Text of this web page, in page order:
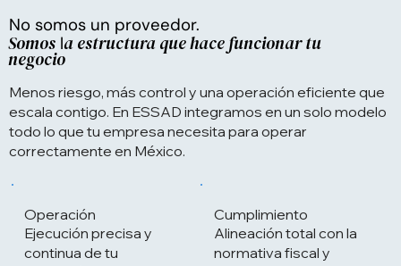
No somos un proveedor.
Somos la estructura que hace funcionar tu
negocio
Menos riesgo, más control y una operación eficiente que
escala contigo. En ESSAD integramos en un solo modelo
todo lo que tu empresa necesita para operar
correctamente en México.
Operación
Ejecución precisa y
continua de tu
Cumplimiento
Alineación total con la
normativa fiscal y